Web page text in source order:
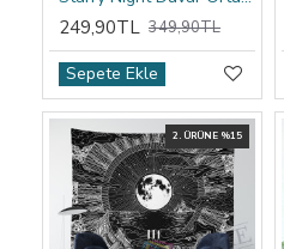
249,90TL 349,90TL
Sepete Ekle
2. ÜRÜNE %15